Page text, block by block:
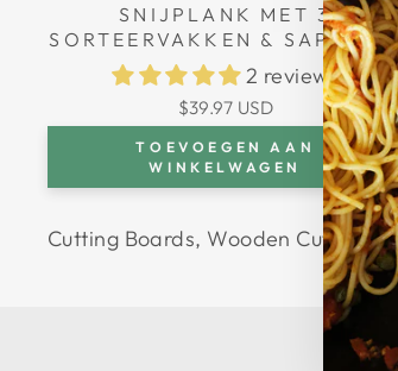
SNIJPLANK MET 3
SORTEERVAKKEN &
- ACACIAHOUT - 17" X 12.2"
(43 CM X 31 CM)
2 reviews
$39.97 USD
TOEVOEGEN AAN
WINKELWAGEN
Cutting Boards, Wooden Cutting